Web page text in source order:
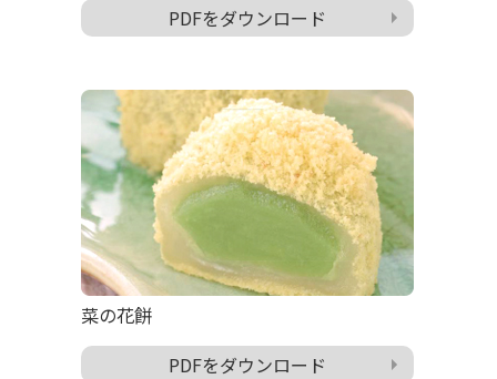
PDFをダウンロード
菜の花餅
PDFをダウンロード